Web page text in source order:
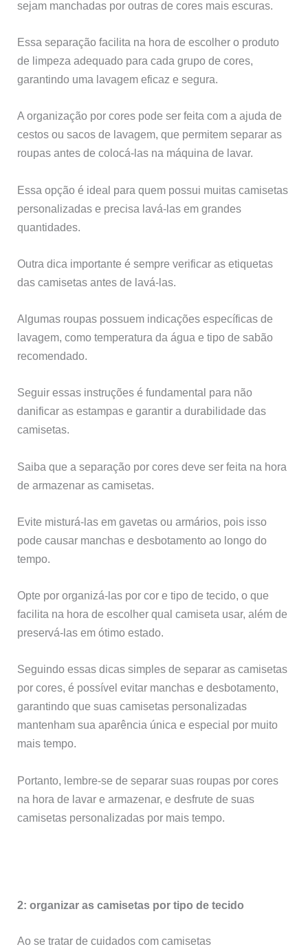
sejam manchadas por outras de cores mais escuras.
Essa separação facilita na hora de escolher o produto
de limpeza adequado para cada grupo de cores,
garantindo uma lavagem eficaz e segura.
A organização por cores pode ser feita com a ajuda de
cestos ou sacos de lavagem, que permitem separar as
roupas antes de colocá-las na máquina de lavar.
Essa opção é ideal para quem possui muitas camisetas
personalizadas e precisa lavá-las em grandes
quantidades.
Outra dica importante é sempre verificar as etiquetas
das camisetas antes de lavá-las.
Algumas roupas possuem indicações específicas de
lavagem, como temperatura da água e tipo de sabão
recomendado.
Seguir essas instruções é fundamental para não
danificar as estampas e garantir a durabilidade das
camisetas.
Saiba que a separação por cores deve ser feita na hora
de armazenar as camisetas.
Evite misturá-las em gavetas ou armários, pois isso
pode causar manchas e desbotamento ao longo do
tempo.
Opte por organizá-las por cor e tipo de tecido, o que
facilita na hora de escolher qual camiseta usar, além de
preservá-las em ótimo estado.
Seguindo essas dicas simples de separar as camisetas
por cores, é possível evitar manchas e desbotamento,
garantindo que suas camisetas personalizadas
mantenham sua aparência única e especial por muito
mais tempo.
Portanto, lembre-se de separar suas roupas por cores
na hora de lavar e armazenar, e desfrute de suas
camisetas personalizadas por mais tempo.
2: organizar as camisetas por tipo de tecido
Ao se tratar de cuidados com camisetas